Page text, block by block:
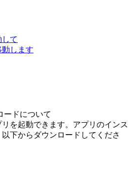
て
します
ードについて
を起動できます。アプリのインス
下からダウンロードしてくださ